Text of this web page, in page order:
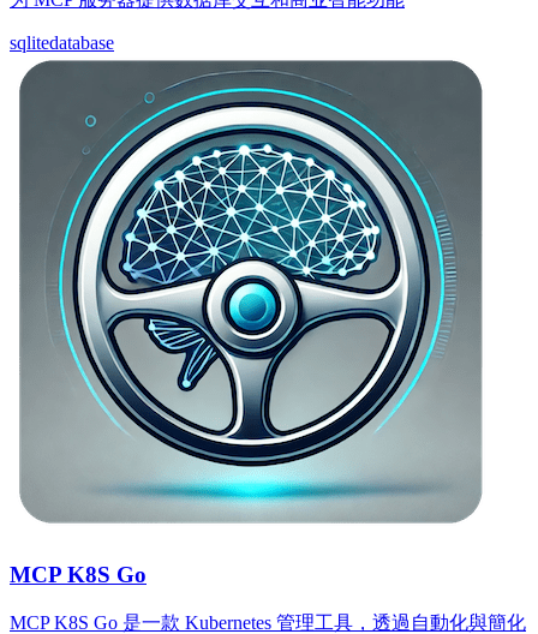
sqlitedatabase
MCP K8S Go
MCP K8S Go 是一款 Kubernetes 管理工具，透過自動化與簡化